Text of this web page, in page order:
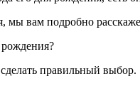
вам подробно
правильный выбор.